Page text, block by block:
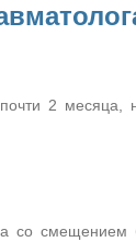
2 месяца,
смещением